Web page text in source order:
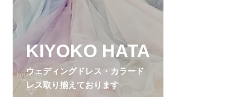
KIYOKO HATA
ウェディングドレス・カラード
レス取り揃えております